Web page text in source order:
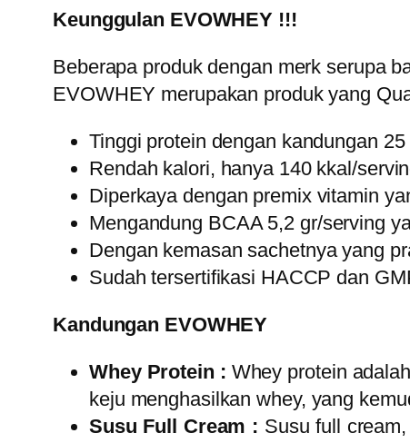
Keunggulan EVOWHEY !!!
Beberapa produk dengan merk serupa
EVOWHEY merupakan produk yang
Tinggi protein dengan kandungan
Rendah kalori, hanya 140 kkal/
Diperkaya dengan premix vitamin
Mengandung BCAA 5,2 gr/serving
Dengan kemasan sachetnya yang
Sudah tersertifikasi HACCP dan
Kandungan EVOWHEY
Whey Protein : Whey protein
keju menghasilkan whey, yang
Susu Full Cream : Susu full